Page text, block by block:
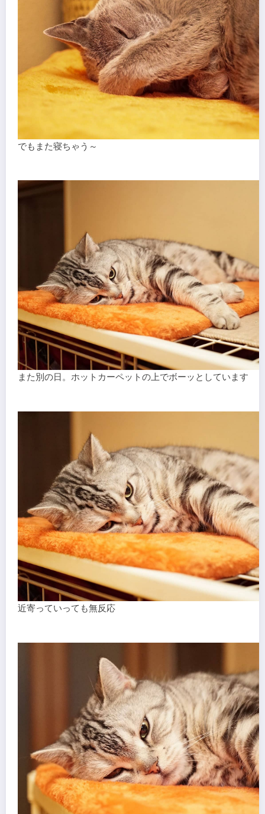
でもまた寝ちゃう～
また別の日。ホットカーペットの上でボーッとしています
近寄っていっても無反応